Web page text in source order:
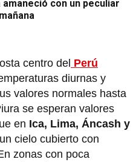
amaneció con un peculiar
centro del Perú
diurnas y
valores normales hasta
se esperan valores
en Ica, Lima, Áncash y
cielo cubierto con
zonas con poca